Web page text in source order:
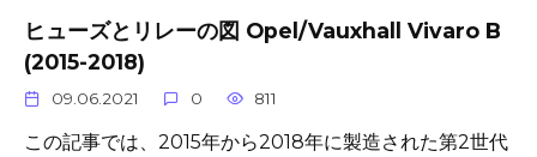
ヒューズとリレーの図 Opel/Vauxhall Vivaro B
(2015-2018)
09.06.2021 0 811
この記事では、2015年から2018年に製造された第2世代